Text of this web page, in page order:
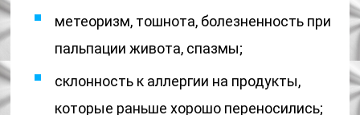
метеоризм, тошнота, болезненность при
пальпации живота, спазмы;
склонность к аллергии на продукты,
которые раньше хорошо переносились;